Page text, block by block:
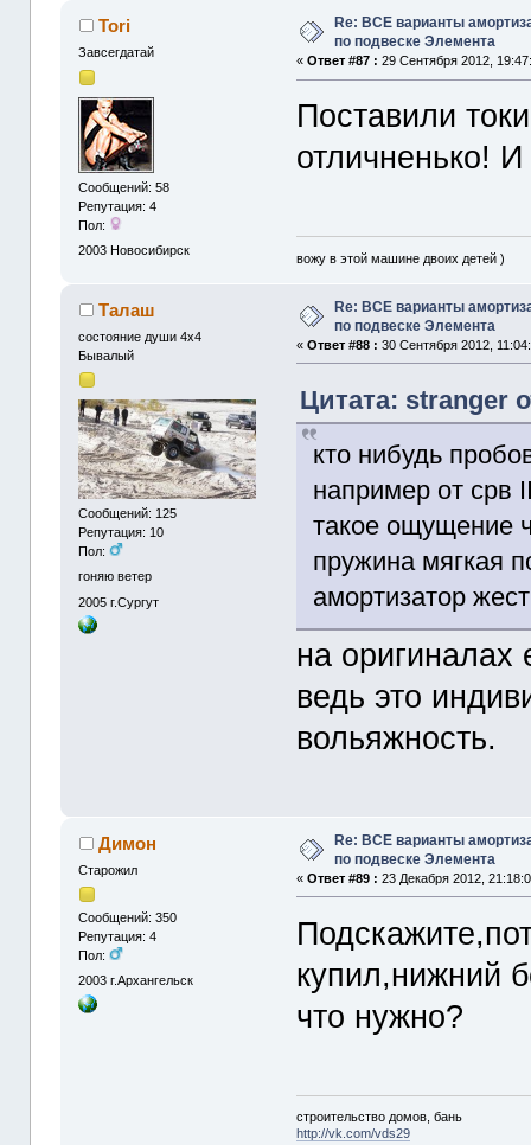
Tori
Завсегдатай
Сообщений: 58
Репутация: 4
Пол:
2003 Новосибирск
Re: ВСЕ варианты
по подвеске Элемента
«Ответ #87 : 29 Сентября 2012,
Поставили
отличненько!
вожу в этой машине двоих детей )
Талаш
состояние души 4x4
Бывалый
Сообщений: 125
Репутация: 10
Пол:
гоняю ветер
2005 г.Сургут
Re: ВСЕ варианты
по подвеске Элемента
«Ответ #88 : 30 Сентября 2012,
Цитата: stranger
кто нибудь
например от срв
такое ощущение
пружина мягкая
амортизатор
на оригиналах
ведь это
вольяжность.
Димон
Старожил
Сообщений: 350
Репутация: 4
Пол:
2003 г.Архангельск
Re: ВСЕ варианты
по подвеске Элемента
«Ответ #89 : 23 Декабря 2012,
купил,нижний
что нужно?
строительство домов, бань
http://vk.com/vds29